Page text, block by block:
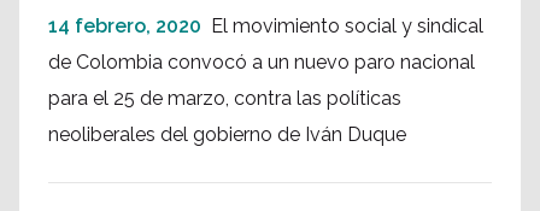
14 febrero, 2020 El movimiento social y sindical
de Colombia convocó a un nuevo paro nacional
para el 25 de marzo, contra las políticas
neoliberales del gobierno de Iván Duque